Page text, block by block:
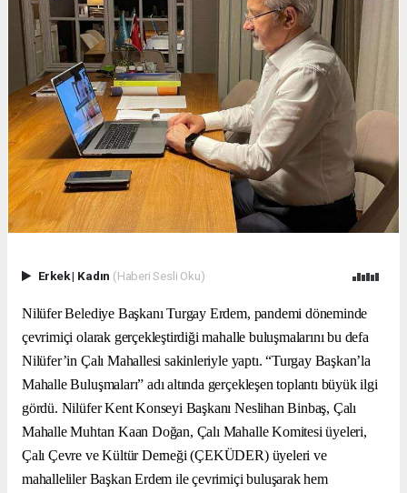
Erkek| Kadın (Haberi Sesli Oku)
Nilüfer Belediye Başkanı Turgay Erdem, pandemi döneminde
çevrimiçi olarak gerçekleştirdiği mahalle buluşmalarını bu defa
Nilüfer’in Çalı Mahallesi sakinleriyle yaptı. “Turgay Başkan’la
Mahalle Buluşmaları” adı altında gerçekleşen toplantı büyük ilgi
gördü. Nilüfer Kent Konseyi Başkanı Neslihan Binbaş, Çalı
Mahalle Muhtarı Kaan Doğan, Çalı Mahalle Komitesi üyeleri,
Çalı Çevre ve Kültür Derneği (ÇEKÜDER) üyeleri ve
mahalleliler Başkan Erdem ile çevrimiçi buluşarak hem